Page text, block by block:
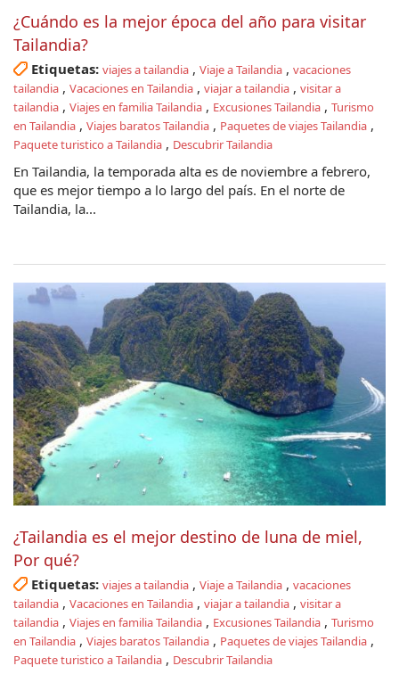
¿Cuándo es la mejor época del año para visitar
Tailandia?
Etiquetas: viajes a tailandia , Viaje a Tailandia , vacaciones
tailandia , Vacaciones en Tailandia , viajar a tailandia , visitar a
tailandia , Viajes en familia Tailandia , Excusiones Tailandia , Turismo
en Tailandia , Viajes baratos Tailandia , Paquetes de viajes Tailandia ,
Paquete turistico a Tailandia , Descubrir Tailandia
En Tailandia, la temporada alta es de noviembre a febrero,
que es mejor tiempo a lo largo del país. En el norte de
Tailandia, la...
¿Tailandia es el mejor destino de luna de miel,
Por qué?
Etiquetas: viajes a tailandia , Viaje a Tailandia , vacaciones
tailandia , Vacaciones en Tailandia , viajar a tailandia , visitar a
tailandia , Viajes en familia Tailandia , Excusiones Tailandia , Turismo
en Tailandia , Viajes baratos Tailandia , Paquetes de viajes Tailandia ,
Paquete turistico a Tailandia , Descubrir Tailandia